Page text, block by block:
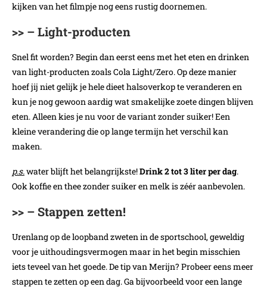
kijken van het filmpje nog eens rustig doornemen.
>> – Light-producten
Snel fit worden? Begin dan eerst eens met het eten en drinken
van light-producten zoals Cola Light/Zero. Op deze manier
hoef jij niet gelijk je hele dieet halsoverkop te veranderen en
kun je nog gewoon aardig wat smakelijke zoete dingen blijven
eten. Alleen kies je nu voor de variant zonder suiker! Een
kleine verandering die op lange termijn het verschil kan
maken.
p.s.water blijft het belangrijkste!Drink 2 tot 3 liter per dag.
Ook koffie en thee zonder suiker en melk is zéér aanbevolen.
>> – Stappen zetten!
Urenlang op de loopband zweten in de sportschool, geweldig
voor je uithoudingsvermogen maar in het begin misschien
iets teveel van het goede. De tip van Merijn? Probeer eens meer
stappen te zetten op een dag. Ga bijvoorbeeld voor een lange